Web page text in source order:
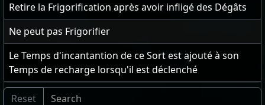
Retire la Frigorification après avoir infligé des Dégâts
Ne peut pas Frigorifier
Le Temps d'incantantion de ce Sort est ajouté à son
Temps de recharge lorsqu'il est déclenché